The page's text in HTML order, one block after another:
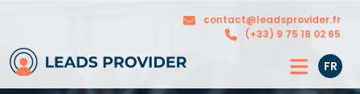
contact@leadsprovider.fr
(+33) 9 75 18 02 65
L’agence
Nos
solutions
FR